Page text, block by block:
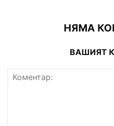
НЯМА
ВАШИЯТ